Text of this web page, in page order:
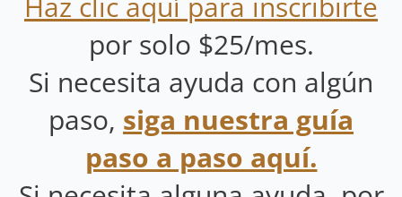
por solo $25/mes.
Si necesita ayuda con algún
paso, siga nuestra guía
paso a paso aquí.